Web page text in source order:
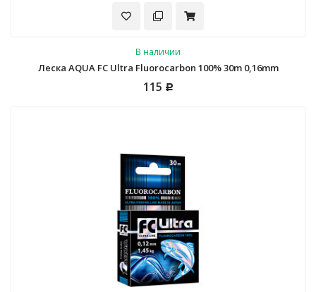
В наличии
Леска AQUA FC Ultra Fluorocarbon 100% 30m 0,16mm
115 Р